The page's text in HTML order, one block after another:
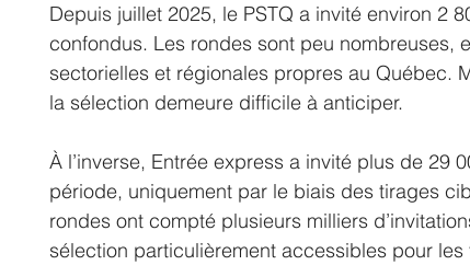
Depuis juillet 2025, le PSTQ a invité environ 2
confondus. Les rondes sont peu nombreuses,
sectorielles et régionales propres au Québec.
la sélection demeure difficile à anticiper.
À l’inverse, Entrée express a invité plus de 29
période, uniquement par le biais des tirages
rondes ont compté plusieurs milliers
sélection particulièrement accessibles pour les